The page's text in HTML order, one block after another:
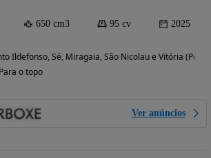
650 cm3 95 cv 2025
Ildefonso, Sé, Miragaia, São Nicolau e Vitória (Porto)
o topo
Ver anúncios